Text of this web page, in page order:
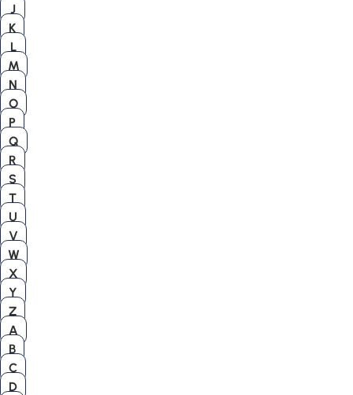
J
K
L
M
N
O
P
Q
R
S
T
U
V
W
X
Y
Z
A
B
C
D